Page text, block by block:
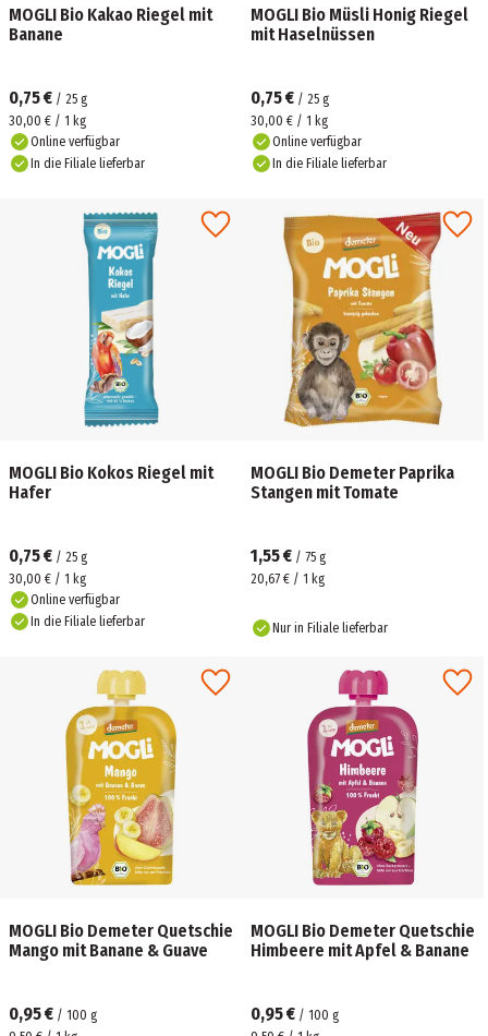
MOGLI Bio Kakao Riegel mit
Banane
0,75 € / 25 g
30,00 € / 1 kg
Online verfügbar
In die Filiale lieferbar
MOGLI Bio Müsli Honig Riegel
mit Haselnüssen
0,75 € / 25 g
30,00 € / 1 kg
Online verfügbar
In die Filiale lieferbar
MOGLI Bio Kokos Riegel mit
Hafer
0,75 € / 25 g
30,00 € / 1 kg
Online verfügbar
In die Filiale lieferbar
MOGLI Bio Demeter Paprika
Stangen mit Tomate
1,55 € / 75 g
20,67 € / 1 kg
Nur in Filiale lieferbar
MOGLI Bio Demeter Quetschie
Mango mit Banane & Guave
0,95 € / 100 g
MOGLI Bio Demeter Quetschie
Himbeere mit Apfel & Banane
0,95 € / 100 g